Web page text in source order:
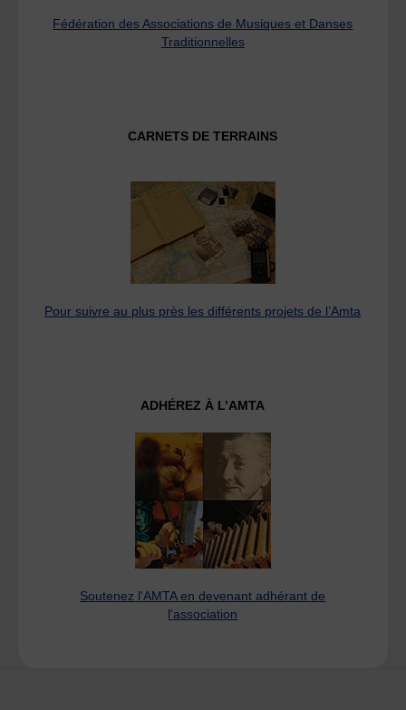
Fédération des Associations de Musiques et Danses
Traditionnelles
CARNETS DE TERRAINS
Pour suivre au plus près les différents projets de l’Amta
ADHÉREZ À L’AMTA
Soutenez l'AMTA en devenant adhérant de
l'association